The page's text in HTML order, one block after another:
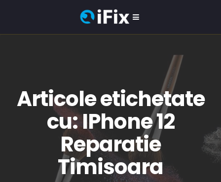
Articole etichetate
cu: IPhone 12
Reparatie
Timisoara